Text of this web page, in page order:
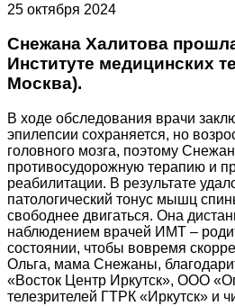
25 октября 2024
Снежана Халитова
Институте медицинских
Москва).
В ходе обследования врачи
эпилепсии сохраняется, но
головного мозга, поэтому
противосудорожную терапию и
реабилитации. В результате
патологический тонус мышц
свободнее двигаться. Она
наблюдением врачей ИМТ –
состоянии, чтобы вовремя
Ольга, мама Снежаны,
«Восток Центр Иркутск», ООО
телезрителей ГТРК «Иркутск» и